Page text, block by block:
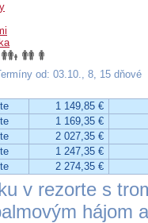
od: 03.10., 8, 15 dňové
1 149,85 €
1 169,35 €
2 027,35 €
1 247,35 €
2 274,35 €
v rezorte s
hájom